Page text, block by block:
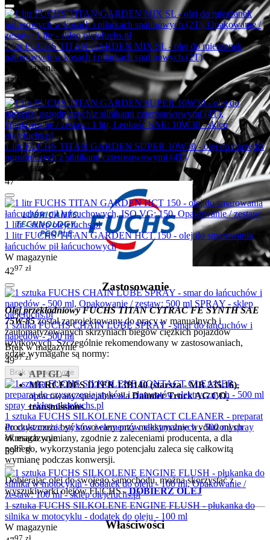
Zastosowanie
Olej przekładniowy FUCHS TITAN CYTRAC FE SYNTH SAE
75W-85został zaprojektowany do pracy w manualnych i
zautomatyzowanych skrzyniach biegów ciężkich pojazdów
użytkowych. Szczególnie rekomendowany w zastosowaniach,
gdzie wymagane są normy:
API GL-4
MERCEDES DTFR 13B140 (starsza - MB 235.16),
opracowany specjalnie dlaDaimler Truck AG CO₂
transmissions.
Produkt może być stosowany przy maksymalnie wydłużonych
okresach wymiany, zgodnie z zaleceniami producenta, a dla
pełnego, wykorzystania jego potencjału zaleca się całkowitą
wymianę podczas konwersji.
Dobierając olej do swojego samochodu, można skorzystać z
wyszukiwarki olejów FUCHS - DOBIERZ OLEJ
Właściwości
1 litr FUCHS TITAN GARDEN MIX SL - olej do mieszanek
paliwowych w kosach i pilarkach spalinowych (2T)
W magazynie
4297
1 litr FUCHS TITAN GARDEN SUPER 10W30 - olej do narzędzi
ogrodniczych z silnikami czterosuwowymi (4T)
W magazynie
4797
1 litr FUCHS TITAN GARDEN HCT 150 - olej do smarowania
łańcuchów pił łańcuchowych
W magazynie
4297 zł
1 sztuka FUCHS CHAIN LUBE SPRAY - smar do łańcuchów i
napędów - 500 ml
Brak w magazynie
4997 zł
Brak w magazynie
1 sztuka FUCHS SILKOLENE CONTACT CLEANER - preparat
do czyszczenia styków i elementów elektrycznych - 500 ml spray
W magazynie
5997 zł
1 sztuka FUCHS SILKOLENE ENGINE FLUSH - płukanka do
silnika w motocyklu - dodatek do oleju - 100 ml
W magazynie
97 zł